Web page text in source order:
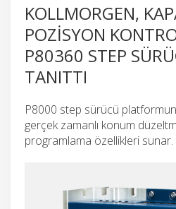
KOLLMORGEN,
POZISYON
P80360 STEP
TANITTI
P8000 step sürücü
gerçek zamanlı konum
programlama özellikleri sunar.